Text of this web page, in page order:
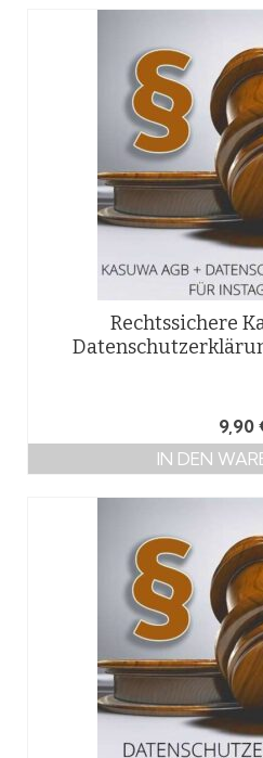
Rechtssichere
9,90
IN DEN